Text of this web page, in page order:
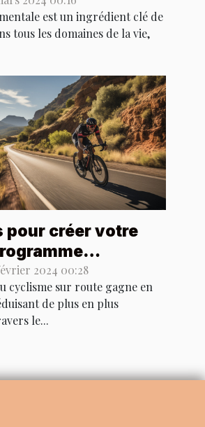
est un ingrédient clé de
tous les domaines de la vie,
pour créer votre
cycliste sur
2024 00:28
cyclisme sur route gagne en
de plus en plus
le...